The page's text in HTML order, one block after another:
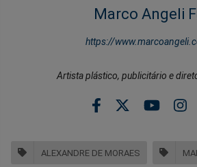
Marco Angeli
https://
Artista plástico, publicitário e
ALEXANDRE DE MORAES